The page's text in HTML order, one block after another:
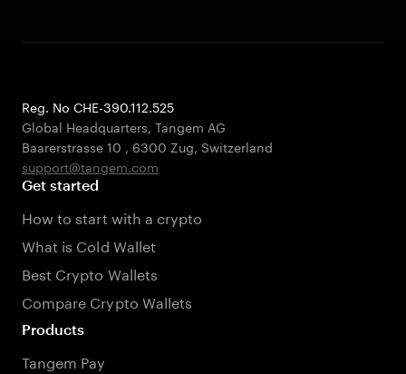
Reg. No CHE-390.112.525
Global Headquarters, Tangem AG
Baarerstrasse 10 , 6300 Zug, Switzerland
support@tangem.com
Get started
How to start with a crypto
What is Cold Wallet
Best Crypto Wallets
Compare Crypto Wallets
Products
Tangem Pay